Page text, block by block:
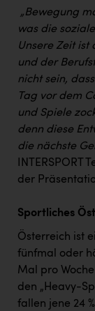
Ruderclub Wels
SCRI -
SCHMACHTL
Seher + Partner
Smurfit
TCL
TRAILOMAT &
VERITAS
Vier Diamanten
Vorlagenportal
„Bewegung
was die
Unsere Zeit
und der
nicht sein,
Tag vor dem
und Spiele
denn diese
die nächste
INTERSPORT
der
Sportliches
Österreich ist
fünfmal oder
Mal pro
den „Heavy-
fallen jene 24